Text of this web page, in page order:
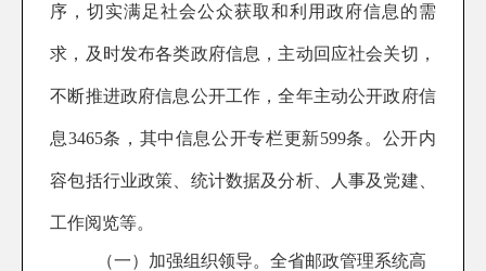
序，切实满足社会公众获取和利用政府信息的需
求，及时发布各类政府信息，主动回应社会关切，
不断推进政府信息公开工作，全年主动公开政府信
息3465条，其中信息公开专栏更新599条。公开内
容包括行业政策、统计数据及分析、人事及党建、
工作阅览等。
（一）加强组织领导。 全省邮政管理系统高